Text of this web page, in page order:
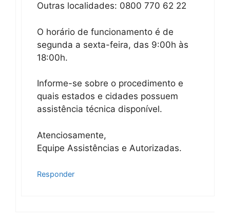
Outras localidades: 0800 770 62 22
O horário de funcionamento é de
segunda a sexta-feira, das 9:00h às
18:00h.
Informe-se sobre o procedimento e
quais estados e cidades possuem
assistência técnica disponível.
Atenciosamente,
Equipe Assistências e Autorizadas.
Responder